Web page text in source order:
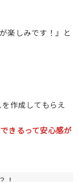
楽しみです！』と
作成してもらえ
きるって安心感が